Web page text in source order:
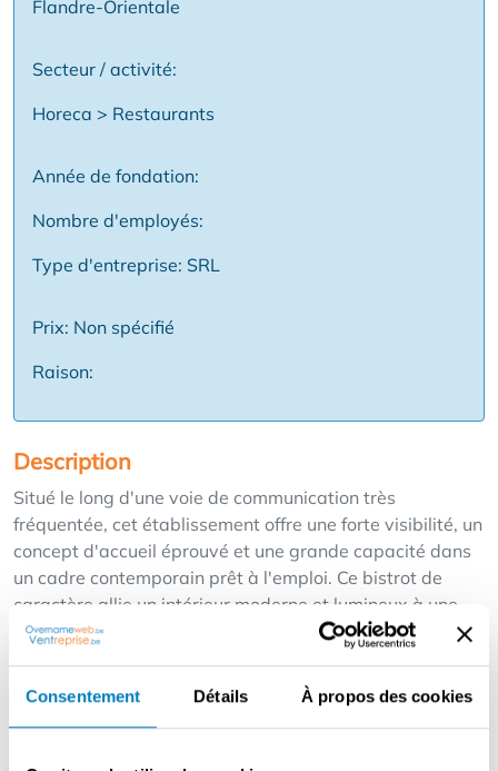
Consentement Détails À propos des cookies
Flandre-Orientale
Secteur / activité:
Horeca > Restaurants
Année de fondation:
Nombre d'employés:
Type d'entreprise: SRL
Prix: Non spécifié
Raison:
Description
Situé le long d'une voie de communication très
fréquentée, cet établissement offre une forte visibilité, un
concept d'accueil éprouvé et une grande capacité dans
un cadre contemporain prêt à l'emploi. Ce bistrot de
caractère allie un intérieur moderne et lumineux à une
atmosphère chaleureuse et conviviale. L'intérieur se
contemporaine avec de grandes fenêtres et une partie
plus authentique avec une ambiance chaleureuse.
l'intérieur, complétés par une terrasse spacieuse